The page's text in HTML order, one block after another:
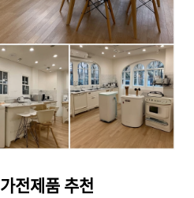
전제품 추천